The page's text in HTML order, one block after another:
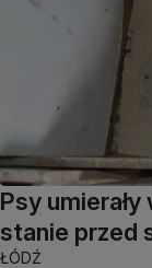
Psy
stanie przed
ŁÓDŹ